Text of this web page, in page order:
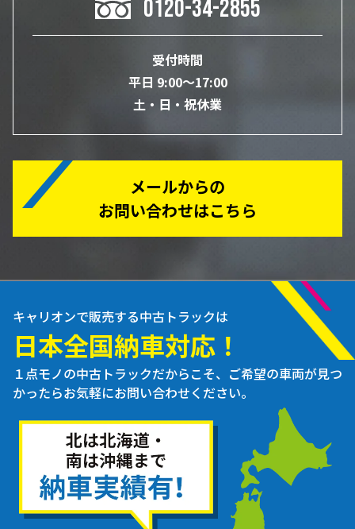
0120-34-2855
受付時間
平日 9:00～17:00
土・日・祝休業
メールからの
お問い合わせはこちら
キャリオンで販売する中古トラックは
日本全国納車対応！
１点モノの中古トラックだからこそ、ご希望の車両が見つ
かったらお気軽にお問い合わせください。